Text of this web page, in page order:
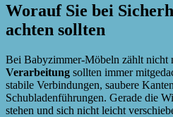
Worauf Sie bei
achten sollten
Bei Babyzimmer-Möbeln zählt nicht
Verarbeitung sollten immer
stabile Verbindungen, saubere
Schubladenführungen. Gerade die
stehen und sich nicht leicht